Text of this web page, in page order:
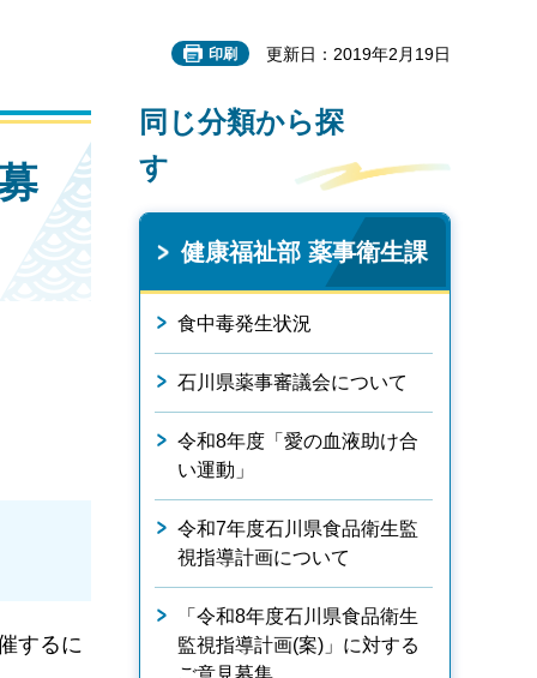
印刷 更新日：2019年2月19日
するに
同じ分類から探
す
健康福祉部 薬事衛生課
食中毒発生状況
石川県薬事審議会について
令和8年度「愛の血液助け合
い運動」
令和7年度石川県食品衛生監
視指導計画について
「令和8年度石川県食品衛生
監視指導計画(案)」に対する
ご意見募集